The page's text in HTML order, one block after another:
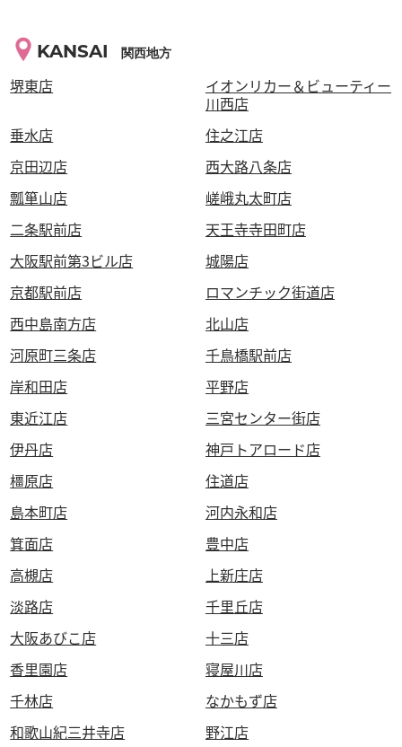
KANSAI 関西地方
堺東店
イオンリカー＆ビューティー
川西店
垂水店
住之江店
京田辺店
西大路八条店
瓢箪山店
嵯峨丸太町店
二条駅前店
天王寺寺田町店
大阪駅前第3ビル店
城陽店
京都駅前店
ロマンチック街道店
西中島南方店
北山店
河原町三条店
千鳥橋駅前店
岸和田店
平野店
東近江店
三宮センター街店
伊丹店
神戸トアロード店
橿原店
住道店
島本町店
河内永和店
箕面店
豊中店
高槻店
上新庄店
淡路店
千里丘店
大阪あびこ店
十三店
香里園店
寝屋川店
千林店
なかもず店
和歌山紀三井寺店
野江店